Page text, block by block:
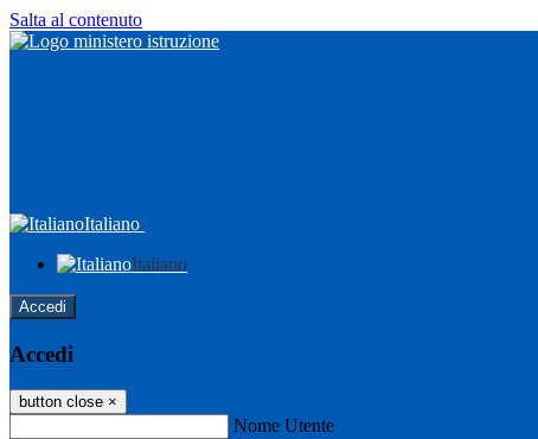
Salta al contenuto
Italiano
Italiano
Accedi
Accedi
button close ×
Nome Utente